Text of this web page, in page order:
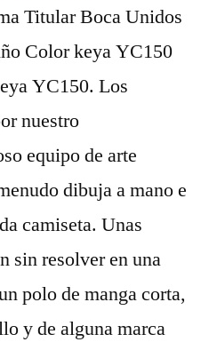
Titular Boca Unidos
Color keya YC150
YC150. Los
nuestro
equipo de arte
dibuja a mano e
camiseta. Unas
sin resolver en una
polo de manga corta,
y de alguna marca